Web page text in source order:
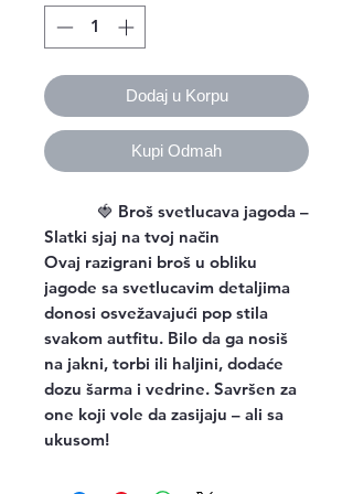
Dodaj u Korpu
Kupi Odmah
🍓 Broš svetlucava jagoda –
Slatki sjaj na tvoj način
Ovaj razigrani broš u obliku
jagode sa svetlucavim detaljima
donosi osvežavajući pop stila
svakom autfitu. Bilo da ga nosiš
na jakni, torbi ili haljini, dodaće
dozu šarma i vedrine. Savršen za
one koji vole da zasijaju – ali sa
ukusom!